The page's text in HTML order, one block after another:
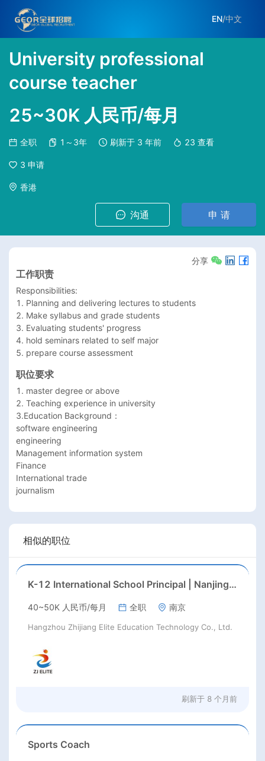
EN/中文
University professional
course teacher
25~30K 人民币/每月
全职 1～3年 刷新于 3 年前 23 查看
3 申请
香港
沟通 申 请
分享
工作职责
Responsibilities:
1. Planning and delivering lectures to students
2. Make syllabus and grade students
3. Evaluating students' progress
4. hold seminars related to self major
5. prepare course assessment
职位要求
1. master degree or above
2. Teaching experience in university
3.Education Background：
software engineering
engineering
Management information system
Finance
International trade
journalism
相似的职位
K-12 International School Principal | Nanjing, Jiangsu | Aug 2026 Start
40~50K 人民币/每月 全职 南京
Hangzhou Zhijiang Elite Education Technology Co., Ltd.
刷新于 8 个月前
Sports Coach